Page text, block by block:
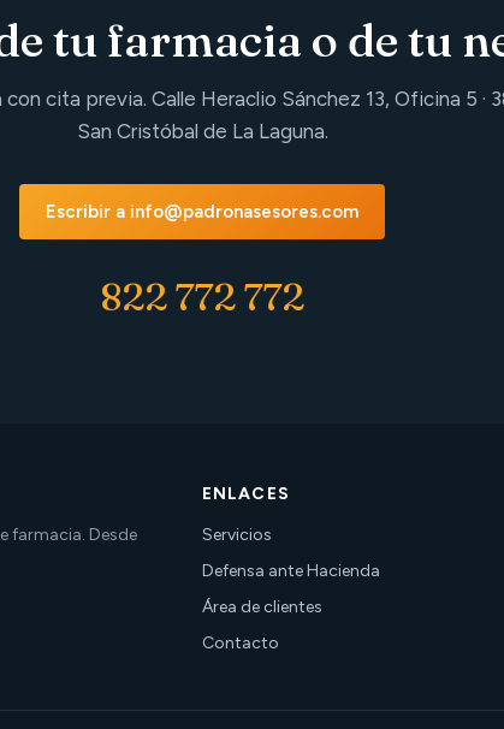
tu farmacia o de tu
con cita previa. Calle Heraclio Sánchez 13, Oficina 5 ·
San Cristóbal de La Laguna.
Escribir a info@padronasesores.com
822 772 772
farmacia. Desde
ENLACES
Servicios
Defensa ante Hacienda
Área de clientes
Contacto